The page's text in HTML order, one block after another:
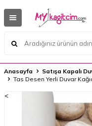
Anasayfa
Satışa Kapalı
Tas Desen Yerli Duvar
<